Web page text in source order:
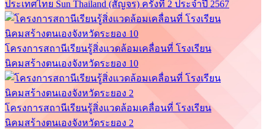
ประเทศไทย Sun Thailand (สัญจร) ครั้งที่ 2 ประจำปี 2567
โครงการสถานีเรียนรู้สิ่งแวดล้อมเคลื่อนที่ โรงเรียน
นิคมสร้างตนเองจังหวัดระยอง 10
โครงการสถานีเรียนรู้สิ่งแวดล้อมเคลื่อนที่ โรงเรียน
นิคมสร้างตนเองจังหวัดระยอง 2